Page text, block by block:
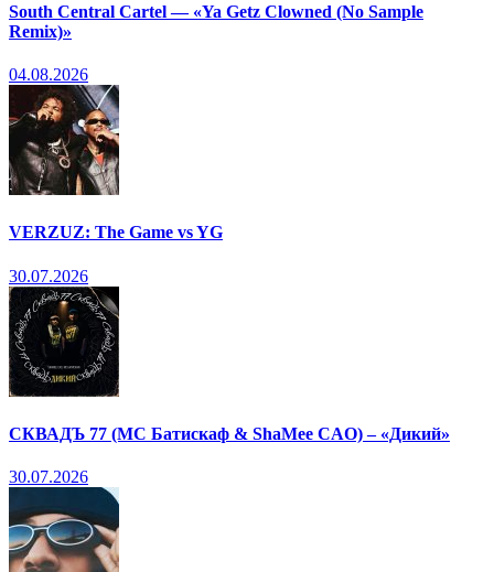
South Central Cartel — «Ya Getz Clowned (No Sample
Remix)»
04.08.2026
VERZUZ: The Game vs YG
30.07.2026
СКВАДЪ 77 (МС Батискаф & ShaMee CAO) – «Дикий»
30.07.2026